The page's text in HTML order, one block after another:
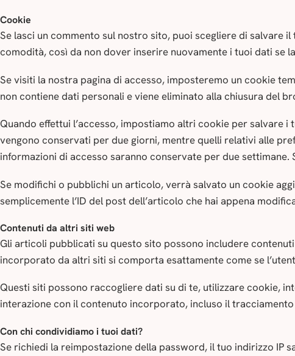
Cookie
Se lasci un commento sul nostro sito, puoi scegliere di salvare
comodità, così da non dover inserire nuovamente i tuoi dati se
Se visiti la nostra pagina di accesso, imposteremo un cookie
non contiene dati personali e viene eliminato alla chiusura del
Quando effettui l’accesso, impostiamo altri cookie per salvare
vengono conservati per due giorni, mentre quelli relativi alle
informazioni di accesso saranno conservate per due
Se modifichi o pubblichi un articolo, verrà salvato un cookie
semplicemente l’ID del post dell’articolo che hai appena
Contenuti da altri siti web
Gli articoli pubblicati su questo sito possono includere
incorporato da altri siti si comporta esattamente come se
Questi siti possono raccogliere dati su di te, utilizzare cookie,
interazione con il contenuto incorporato, incluso il
Con chi condividiamo i tuoi dati?
Se richiedi la reimpostazione della password, il tuo indirizzo IP